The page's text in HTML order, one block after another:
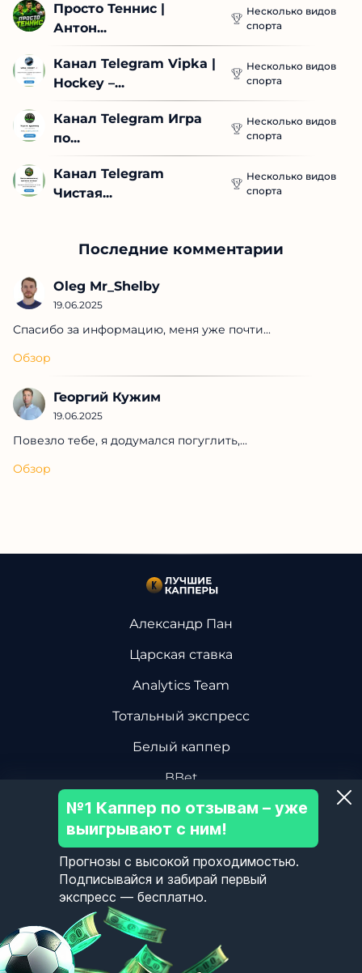
Просто Теннис |
Антон...
Несколько видов
спорта
Канал Telegram Vipka |
Hockey –...
Несколько видов
спорта
Канал Telegram Игра
по...
Несколько видов
спорта
Канал Telegram
Чистая...
Несколько видов
спорта
Последние комментарии
Oleg Mr_Shelby
19.06.2025
Спасибо за информацию, меня уже почти...
Обзор
Георгий Кужим
19.06.2025
Повезло тебе, я додумался погуглить,...
Обзор
Александр Пан
Царская ставка
Analytics Team
Тотальный экспресс
Белый каппер
BBet
Василий Винокуров
Дмитрий Ревизор БК
Центр Хоккейной Аналитики
Олег Соловьев
Пользовательское Соглашение
Политика Конфиденциальности
Контакты
№1 Каппер по отзывам – уже
выигрывают с ним!
Прогнозы с высокой проходимостью.
Подписывайся и забирай первый
экспресс — бесплатно.